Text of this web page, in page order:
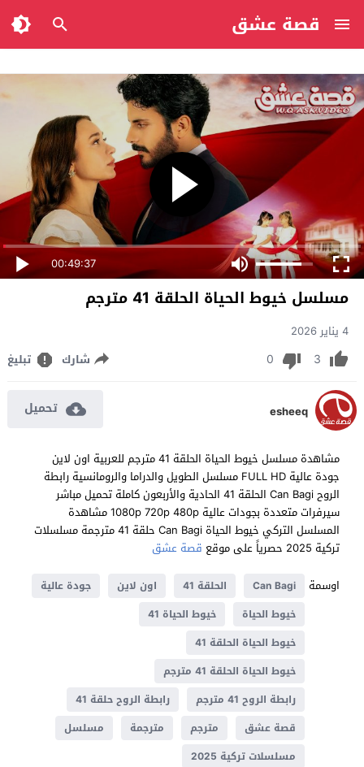
قصة عشق
00:49:37
مسلسل خيوط الحياة الحلقة 41 مترجم
4 يناير 2026
3
0 شارك تبليغ
esheeq تحميل
مشاهدة مسلسل خيوط الحياة الحلقة 41 مترجم للعربية اون لاين
جودة عالية FULL HD مسلسل الطويل والدراما والرومانسية رابطة
الروح Can Bagi الحلقة 41 الحادية والأربعون كاملة تحميل مباشر
سيرفرات متعددة بجودات عالية 1080p 720p 480p مشاهدة
المسلسل التركي خيوط الحياة Can Bagi حلقة 41 مترجمة مسلسلات
تركية 2025 حصرياً على موقع
قصة عشق
اوسمة
Can Bagi الحلقة 41 اون لاين
جودة عالية
خيوط الحياة
خيوط الحياة 41
خيوط الحياة الحلقة 41
خيوط الحياة الحلقة 41 مترجم
رابطة الروح 41 مترجم
رابطة الروح حلقة 41
قصة عشق
مترجم مترجمة
مسلسل
مسلسلات تركية 2025